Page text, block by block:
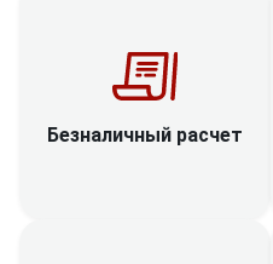
Безналичный расчет